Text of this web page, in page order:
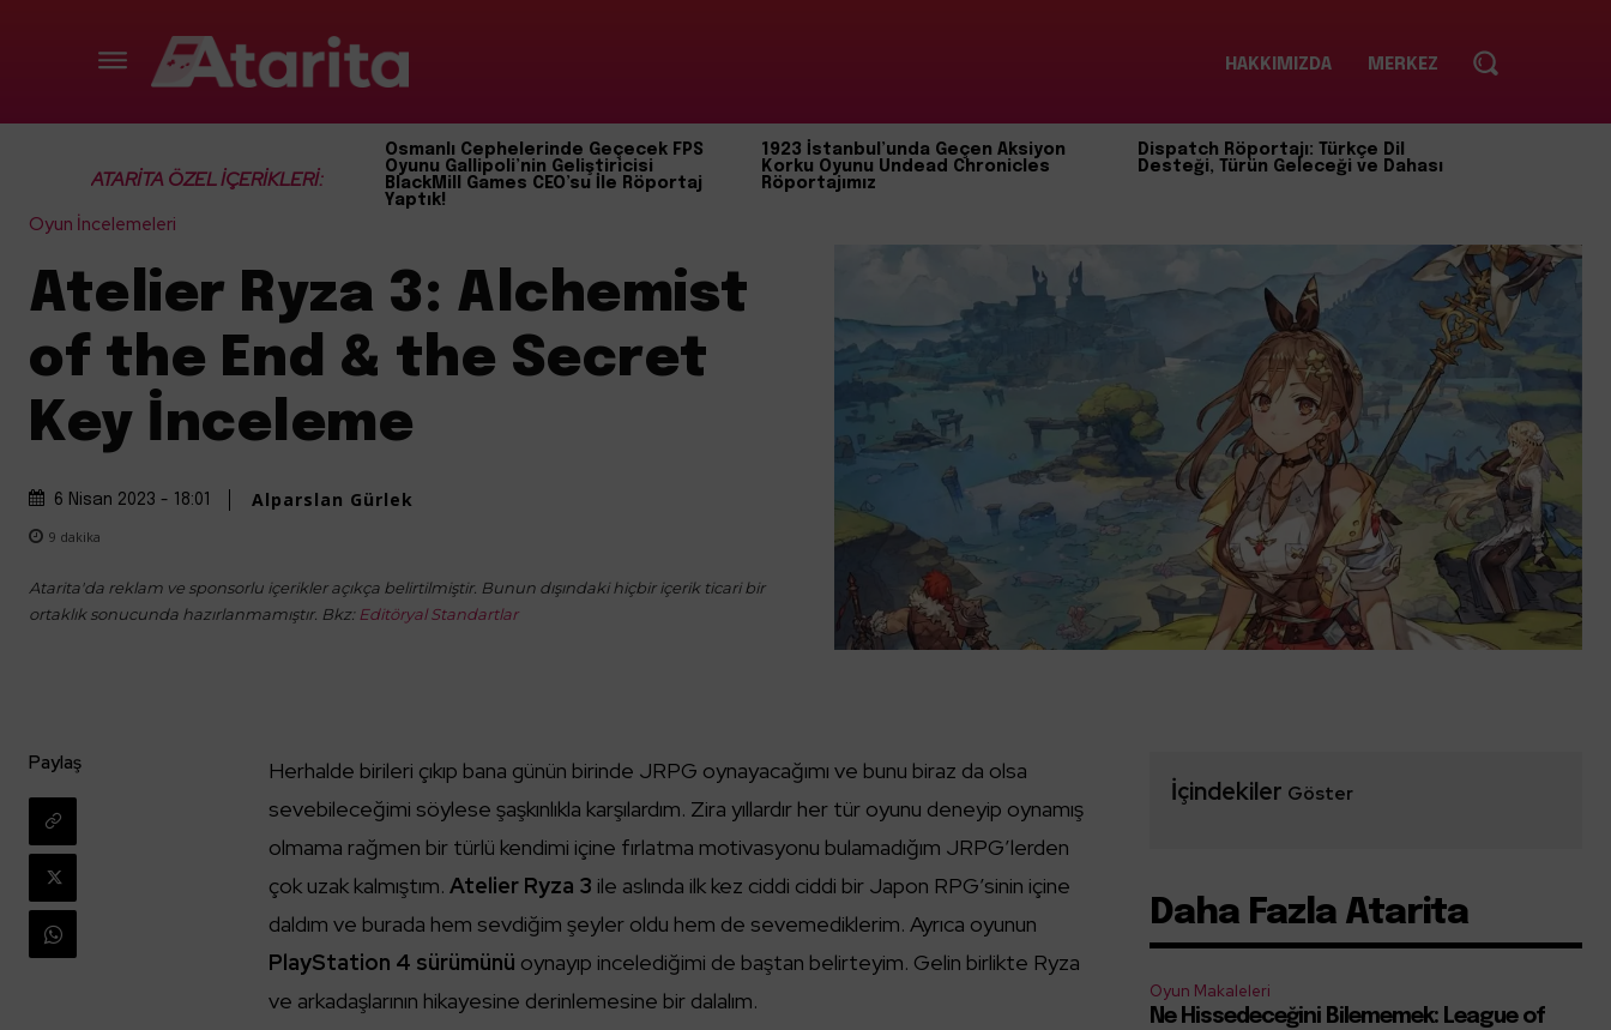
HAKKIMIZDA MERKEZ
ATARİTA ÖZEL İÇERİKLERİ:
Osmanlı Cephelerinde Geçecek FPS
Oyunu Gallipoli’nin Geliştiricisi
BlackMill Games CEO’su İle Röportaj
Yaptık!
1923 İstanbul’unda Geçen Aksiyon
Korku Oyunu Undead Chronicles
Röportajımız
Dispatch Röportajı: Türkçe Dil
Desteği, Türün Geleceği ve Dahası
Oyun İncelemeleri
Atelier Ryza 3: Alchemist
of the End & the Secret
Key İnceleme
6 Nisan 2023 - 18:01 Alparslan Gürlek
9 dakika
Atarita'da reklam ve sponsorlu içerikler açıkça belirtilmiştir. Bunun dışındaki hiçbir içerik ticari bir
ortaklık sonucunda hazırlanmamıştır. Bkz: Editöryal Standartlar
Paylaş
Herhalde birileri çıkıp bana günün birinde JRPG oynayacağımı ve bunu biraz da olsa
sevebileceğimi söylese şaşkınlıkla karşılardım. Zira yıllardır her tür oyunu deneyip oynamış
olmama rağmen bir türlü kendimi içine fırlatma motivasyonu bulamadığım JRPG’lerden
çok uzak kalmıştım.Atelier Ryza 3 ile aslında ilk kez ciddi ciddi bir Japon RPG’sinin içine
daldım ve burada hem sevdiğim şeyler oldu hem de sevemediklerim. Ayrıca oyunun
PlayStation 4 sürümünü oynayıp incelediğimi de baştan belirteyim. Gelin birlikte Ryza
ve arkadaşlarının hikayesine derinlemesine bir dalalım.
İçindekiler Göster
Daha Fazla Atarita
Oyun Makaleleri
Ne Hissedeceğini Bilememek: League of